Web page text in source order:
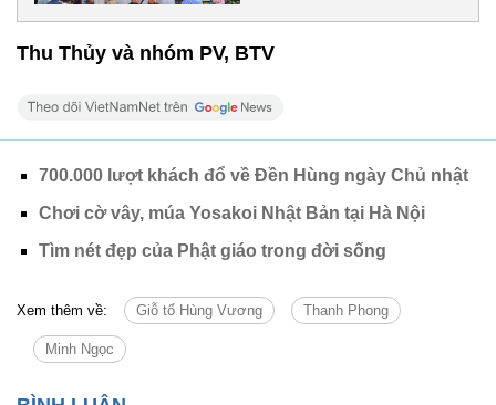
Thu Thủy và nhóm PV, BTV
700.000 lượt khách đổ về Đền Hùng ngày Chủ nhật
Chơi cờ vây, múa Yosakoi Nhật Bản tại Hà Nội
Tìm nét đẹp của Phật giáo trong đời sống
Xem thêm về: Giỗ tổ Hùng Vương Thanh Phong
Minh Ngọc